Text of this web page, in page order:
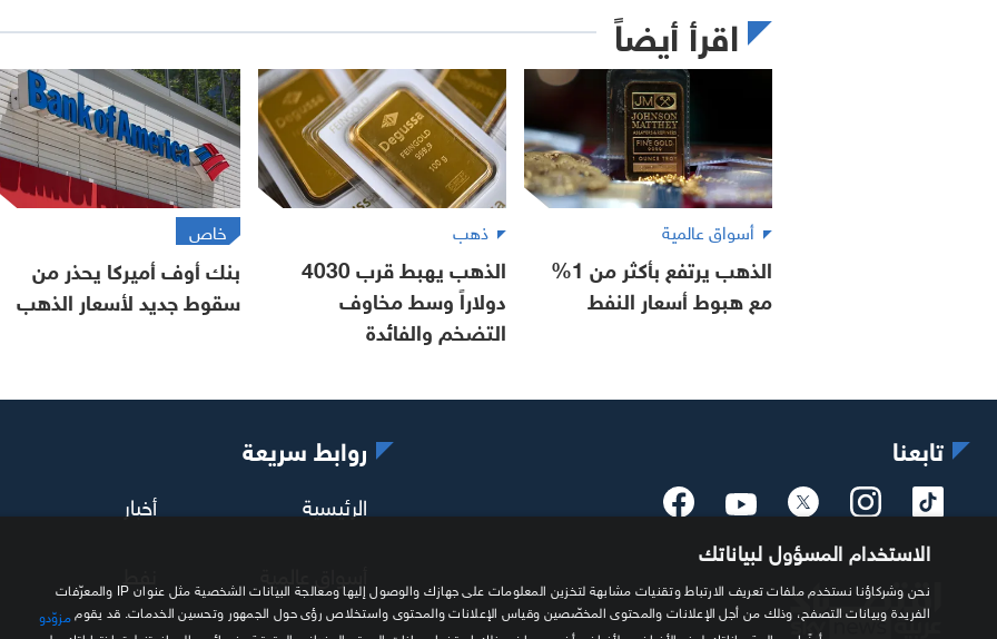
اقرأ أيضاً
أسواق عالمية
الذهب يرتفع بأكثر من 1%
مع هبوط أسعار النفط
ذهب
الذهب يهبط قرب 4030
دولاراً وسط مخاوف
التضخم والفائدة
خاص
بنك أوف أميركا يحذر من
سقوط جديد لأسعار الذهب
تابعنا روابط سريعة
الرئيسية أخبار
الاستخدام المسؤول لبياناتك
نحن وشركاؤنا نستخدم ملفات تعريف الارتباط وتقنيات مشابهة لتخزين المعلومات على جهازك والوصول إليها ومعالجة البيانات الشخصية مثل عنوان IP والمعرّفات
الفريدة وبيانات التصفح، وذلك من أجل الإعلانات والمحتوى المخصّصين وقياس الإعلانات والمحتوى واستخلاص رؤى حول الجمهور وتحسين الخدمات. قد يقوم مزوّدو